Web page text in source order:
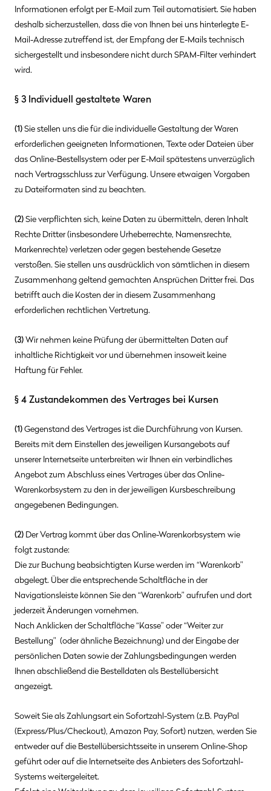
Informationen erfolgt per E-Mail zum Teil automatisiert. Sie haben
deshalb sicherzustellen, dass die von Ihnen bei uns hinterlegte E-
Mail-Adresse zutreffend ist, der Empfang der E-Mails technisch
sichergestellt und insbesondere nicht durch SPAM-Filter verhindert
wird.
§ 3 Individuell gestaltete Waren
(1)Sie stellen uns die für die individuelle Gestaltung der Waren
erforderlichen geeigneten Informationen, Texte oder Dateien über
das Online-Bestellsystem oder per E-Mail spätestens unverzüglich
nach Vertragsschluss zur Verfügung. Unsere etwaigen Vorgaben
zu Dateiformaten sind zu beachten.
(2)Sie verpflichten sich, keine Daten zu übermitteln, deren Inhalt
Rechte Dritter (insbesondere Urheberrechte, Namensrechte,
Markenrechte) verletzen oder gegen bestehende Gesetze
verstoßen. Sie stellen uns ausdrücklich von sämtlichen in diesem
Zusammenhang geltend gemachten Ansprüchen Dritter frei. Das
betrifft auch die Kosten der in diesem Zusammenhang
erforderlichen rechtlichen Vertretung.
(3)Wir nehmen keine Prüfung der übermittelten Daten auf
inhaltliche Richtigkeit vor und übernehmen insoweit keine
Haftung für Fehler.
§ 4 Zustandekommen des Vertrages bei Kursen
(1)Gegenstand des Vertrages ist die Durchführung von Kursen.
Bereits mit dem Einstellen des jeweiligen Kursangebots auf
unserer Internetseite unterbreiten wir Ihnen ein verbindliches
Angebot zum Abschluss eines Vertrages über das Online-
Warenkorbsystem zu den in der jeweiligen Kursbeschreibung
angegebenen Bedingungen.
(2) Der Vertrag kommt über das Online-Warenkorbsystem wie
folgt zustande:
Die zur Buchung beabsichtigten Kurse werden im “Warenkorb”
abgelegt. Über die entsprechende Schaltfläche in der
Navigationsleiste können Sie den “Warenkorb” aufrufen und dort
jederzeit Änderungen vornehmen.
Nach Anklicken der Schaltfläche “Kasse” oder “Weiter zur
Bestellung” (oder ähnliche Bezeichnung) und der Eingabe der
persönlichen Daten sowie der Zahlungsbedingungen werden
Ihnen abschließend die Bestelldaten als Bestellübersicht
angezeigt.
Soweit Sie als Zahlungsart ein Sofortzahl-System (z.B. PayPal
(Express/Plus/Checkout), Amazon Pay, Sofort) nutzen, werden Sie
entweder auf die Bestellübersichtsseite in unserem Online-Shop
geführt oder auf die Internetseite des Anbieters des Sofortzahl-
Systems weitergeleitet.